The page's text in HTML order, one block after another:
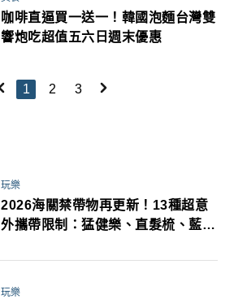
咖啡直逼買一送一！韓國泡麵台灣雙
響炮吃超值五六日週末優惠
1 2 3
玩樂
2026海關禁帶物再更新！13種超意
外攜帶限制：猛健樂、直髮梳、藍牙
萬！注意事項一次看！
玩樂